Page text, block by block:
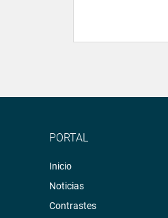
PORTAL
Inicio
Noticias
Contrastes